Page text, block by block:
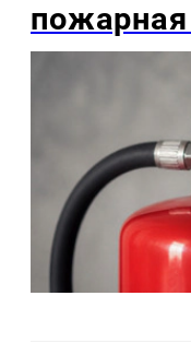
пожарная